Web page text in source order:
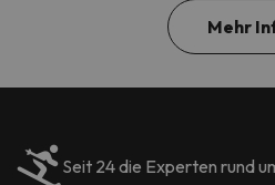
Mehr
Seit 24 die Experten rund